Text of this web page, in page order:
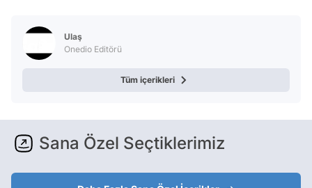
Ulaş
Onedio Editörü
Tüm içerikleri
Sana Özel Seçtiklerimiz